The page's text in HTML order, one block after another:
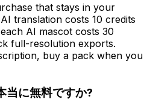
that stays in your
translation costs 10 credits
AI mascot costs 30
full-resolution exports.
buy a pack when you
に無料ですか?